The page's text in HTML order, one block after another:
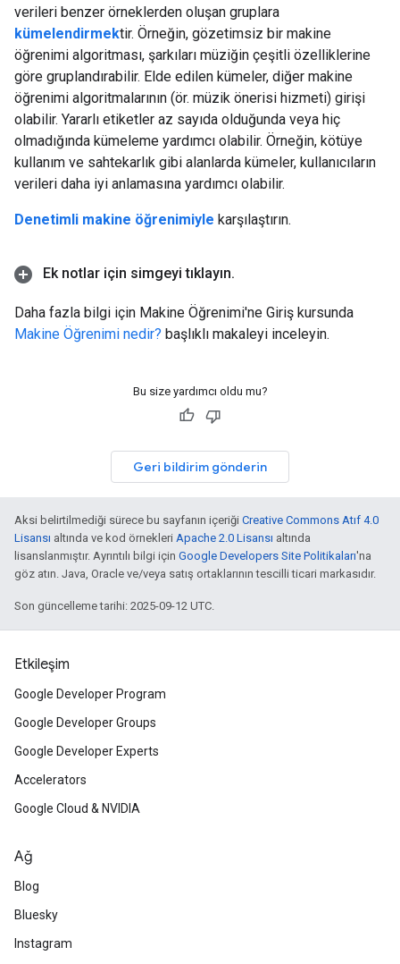
verileri benzer örneklerden oluşan gruplara
kümelendirmektir. Örneğin, gözetimsiz bir makine
öğrenimi algoritması, şarkıları müziğin çeşitli özelliklerine
göre gruplandırabilir. Elde edilen kümeler, diğer makine
öğrenimi algoritmalarının (ör. müzik önerisi hizmeti) girişi
olabilir. Yararlı etiketler az sayıda olduğunda veya hiç
olmadığında kümeleme yardımcı olabilir. Örneğin, kötüye
kullanım ve sahtekarlık gibi alanlarda kümeler, kullanıcıların
verileri daha iyi anlamasına yardımcı olabilir.
Denetimli makine öğrenimiyle karşılaştırın.
Ek notlar için simgeyi tıklayın.
Daha fazla bilgi için Makine Öğrenimi'ne Giriş kursunda
Makine Öğrenimi nedir? başlıklı makaleyi inceleyin.
Bu size yardımcı oldu mu?
Geri bildirim gönderin
Aksi belirtilmediği sürece bu sayfanın içeriği Creative Commons Atıf 4.0
Lisansı altında ve kod örnekleri Apache 2.0 Lisansı altında
lisanslanmıştır. Ayrıntılı bilgi için Google Developers Site Politikaları'na
göz atın. Java, Oracle ve/veya satış ortaklarının tescilli ticari markasıdır.
Son güncelleme tarihi: 2025-09-12 UTC.
Etkileşim
Google Developer Program
Google Developer Groups
Google Developer Experts
Accelerators
Google Cloud & NVIDIA
Ağ
Blog
Bluesky
Instagram